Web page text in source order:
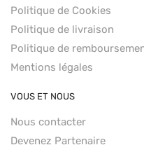
Politique de Cookies
Politique de livraison
Politique de
Mentions légales
VOUS ET NOUS
Nous contacter
Devenez Partenaire